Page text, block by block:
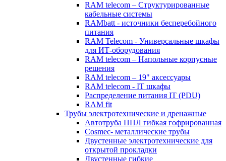
RAM telecom – Структурированные
кабельные системы
RAMbatt - источники бесперебойного
питания
RAM Telecom - Универсальные шкафы
для ИТ-оборудования
RAM telecom – Напольные корпусные
решения
RAM telecom – 19" аксессуары
RAM telecom - IT шкафы
Распределение питания IT (PDU)
RAM fit
Трубы электротехнические и дренажные
Автотруба ППЛ гибкая гофрированная
Cosmec- металлические трубы
Двустенные электротехнические для
открытой прокладки
Двустенные гибкие